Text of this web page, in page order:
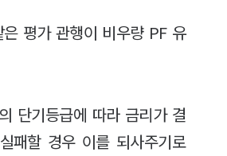
평가 관행이 비우량 PF 유
단기등급에 따라 금리가 결
패할 경우 이를 되사주기로